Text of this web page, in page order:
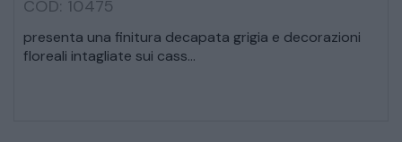
COD: 10475
presenta una finitura decapata grigia e decorazioni
floreali intagliate sui cass...